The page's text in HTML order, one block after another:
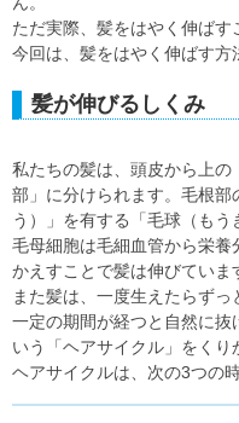
ただ実際、髪をはやく伸ばす
今回は、髪をはやく伸ばす方
髪が伸びるしくみ
私たちの髪は、頭皮から上
部」に分けられます。毛根
う）」を有する「毛球（もう
毛母細胞は毛細血管から栄養
かえすことで髪は伸びていま
また髪は、一度生えたらずっ
一定の期間が経つと自然に抜
いう「ヘアサイクル」をくり
ヘアサイクルは、次の3つの